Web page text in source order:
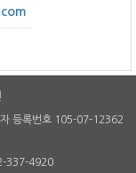
등록번호 105-07-12362
337-4920